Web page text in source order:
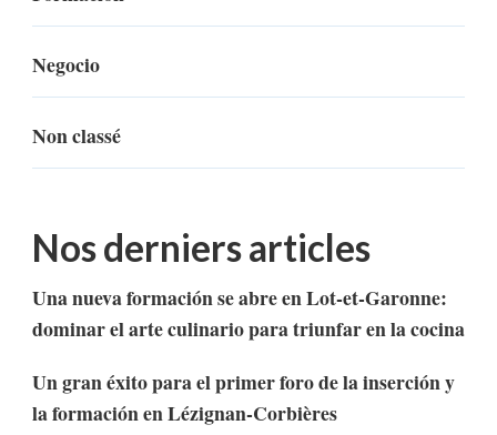
Negocio
Non classé
Nos derniers articles
Una nueva formación se abre en Lot-et-Garonne:
dominar el arte culinario para triunfar en la cocina
Un gran éxito para el primer foro de la inserción y
la formación en Lézignan-Corbières